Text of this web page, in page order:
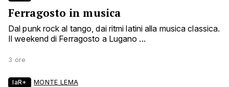
Ferragosto in musica
Dal punk rock al tango, dai ritmi latini alla musica classica.
Il weekend di Ferragosto a Lugano ...
3 ore
laR+ MONTE LEMA